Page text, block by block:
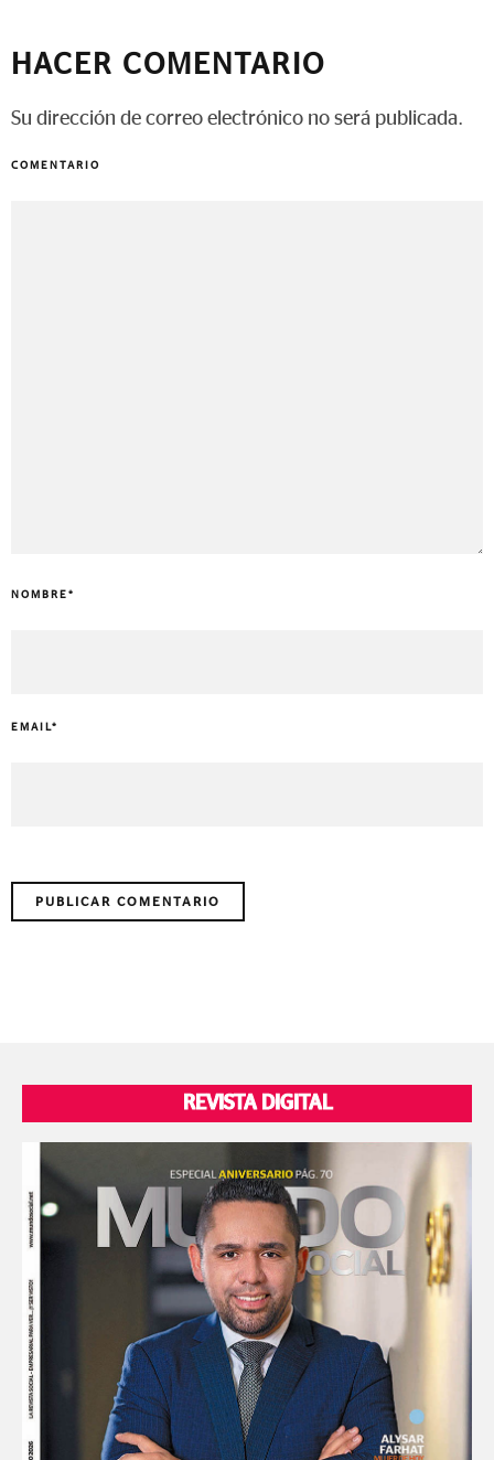
HACER COMENTARIO
Su dirección de correo electrónico no será publicada.
COMENTARIO
NOMBRE *
EMAIL*
REVISTA DIGITAL